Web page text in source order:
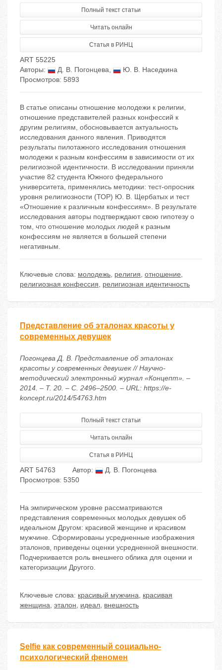
Полный текст статьи
Читать онлайн
Статья в РИНЦ
ART 55225
Авторы:
Д. В. Погонцева,
Ю. В. Наседкина
Просмотров: 5893
В статье описаны отношение молодежи к религии,
отношение представителей разных конфессий к
другим религиям, обосновывается актуальность
исследования данного явления. Приводятся
результаты пилотажного исследования отношения
молодежи к разным конфессиям в зависимости от их
религиозной идентичности. В исследовании приняли
участие 82 студента Южного федерального
университета, применялись методики: тест-опросник
уровня религиозности (ТОР) Ю. В. Щербатых и тест
«Отношение к различным конфессиям». В результате
исследования авторы подтверждают свою гипотезу о
том, что отношение молодых людей к разным
конфессиям не является в большей степени
негативным.
Ключевые слова: молодежь, религия, отношение,
религиозная конфессия, религиозная идентичность
Представление об эталонах красоты у
современных девушек
Погонцева Д. В. Представление об эталонах
красоты у современных девушек // Научно-
методический электронный журнал «Концепт». –
2014. – Т. 20. – С. 2496–2500. – URL: https://e-
koncept.ru/2014/54763.htm
Полный текст статьи
Читать онлайн
Статья в РИНЦ
ART 54763 Автор:
Д. В. Погонцева
Просмотров: 5350
На эмпирическом уровне рассматриваются
представления современных молодых девушек об
идеальном Другом: красивой женщине и красивом
мужчине. Сформированы усредненные изображения
эталонов, приведены оценки усредненной внешности.
Подчеркивается роль внешнего облика для оценки и
категоризации Другого.
Ключевые слова: красивый мужчина, красивая
женщина, эталон, идеал, внешность
Selfie как современный социально-
психологический феномен